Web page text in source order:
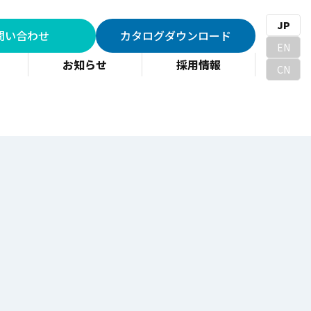
い合わせ
カタログダウンロード
お知らせ
採用情報
JP
EN
CN